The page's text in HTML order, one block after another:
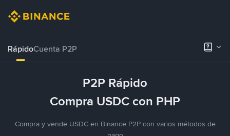
RápidoCuenta P2P
P2P Rápido
Compra USDC con PHP
Compra y vende USDC en Binance P2P con varios métodos de